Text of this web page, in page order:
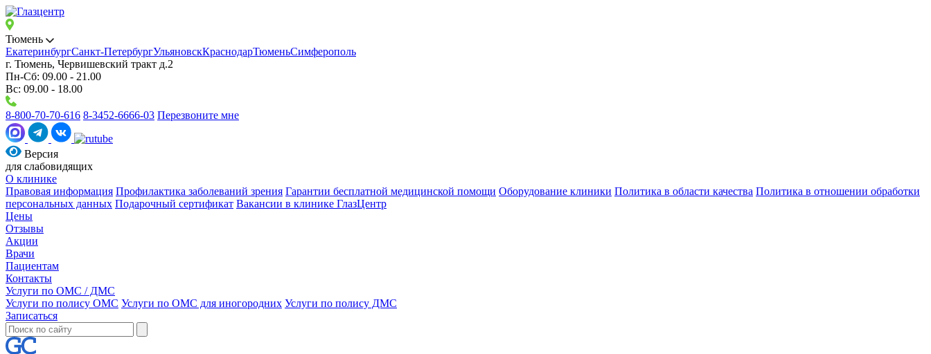
Тюмень
ЕкатеринбургСанкт-ПетербургУльяновскКраснодарТюменьСимферополь
г. Тюмень, Червишевский тракт д.2
Пн-Сб: 09.00 - 21.00
Вс: 09.00 - 18.00
8-800-70-70-616 8-3452-6666-03 Перезвоните мне
Версия
для слабовидящих
О клинике
Правовая информация Профилактика заболеваний зрения Гарантии бесплатной медицинской помощи Оборудование клиники Политика в области качества Политика в отношении обработки
персональных данных Подарочный сертификат Вакансии в клинике ГлазЦентр
Цены
Отзывы
Акции
Врачи
Пациентам
Контакты
Услуги по ОМС / ДМС
Услуги по полису ОМС Услуги по ОМС для иногородних Услуги по полису ДМС
Записаться